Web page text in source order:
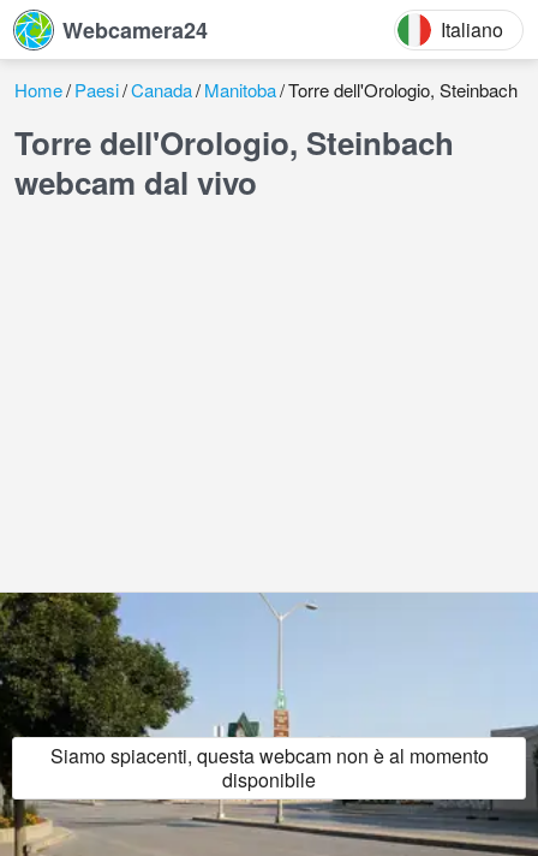
Webcamera24 Italiano
Home Paesi Canada Manitoba Torre dell'Orologio, Steinbach
Torre dell'Orologio, Steinbach
webcam dal vivo
Siamo spiacenti, questa webcam non è al momento
disponibile